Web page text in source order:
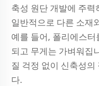
축성 원단 개발에 주
일반적으로 다른 소재
예를 들어, 폴리에스
되고 무게는 가벼워집
질 걱정 없이 신축성
다.